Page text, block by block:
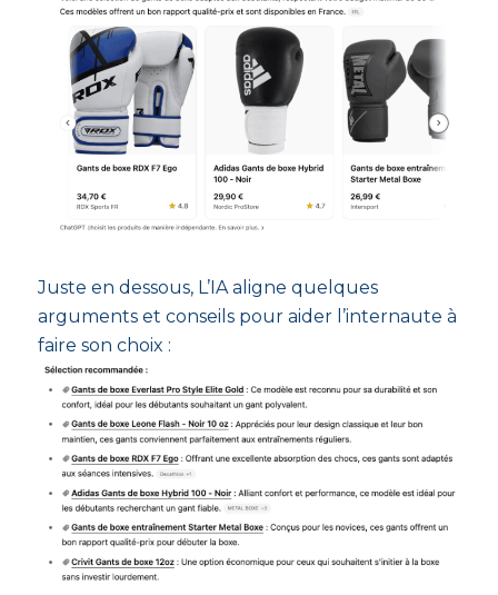
Juste en dessous, L’IA aligne quelques
arguments et conseils pour aider l’internaute à
faire son choix :